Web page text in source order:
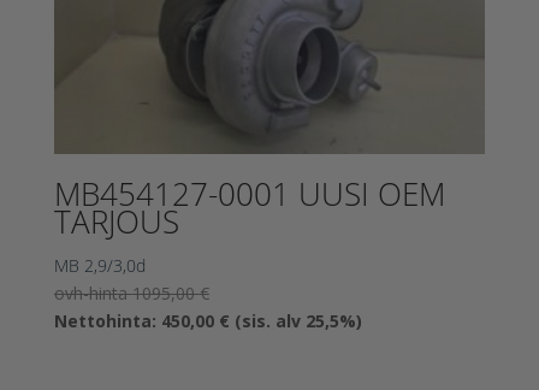
MB454127-0001 UUSI OEM
TARJOUS
MB 2,9/3,0d
ovh-hinta1095,00€Alkuperäinen
hinta
Nettohinta: 450,00 €Nykyinen
(sis. alv 25,5%)